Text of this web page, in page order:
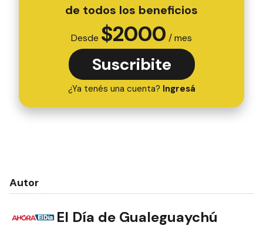
de todos los beneficios
Desde $2000 / mes
Suscribite
¿Ya tenés una cuenta? Ingresá
Autor
El Día de Gualeguaychú